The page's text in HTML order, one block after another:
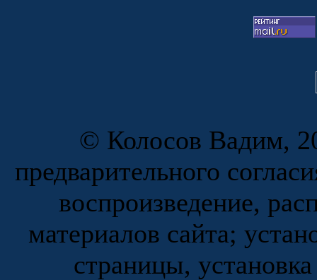
© Колосов Вадим,
предварительного
воспроизведение,
материалов сайта;
страницы,